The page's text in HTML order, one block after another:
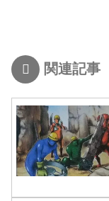
関連記事